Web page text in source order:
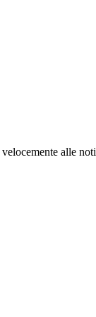
alle